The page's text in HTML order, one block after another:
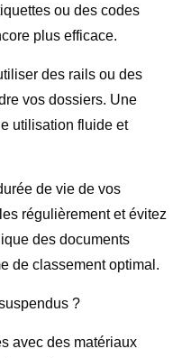
ou des codes
plus efficace.
des rails ou des
vos dossiers. Une
utilisation fluide et
de vie de vos
régulièrement et évitez
des documents
de classement optimal.
?
avec des matériaux